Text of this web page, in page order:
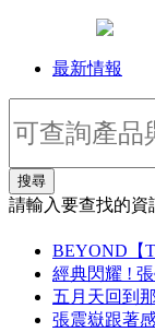
最新情報
搜尋
請輸入要查找的資
BEYOND【
經典閃耀 !
五月天回到
張震嶽跟著